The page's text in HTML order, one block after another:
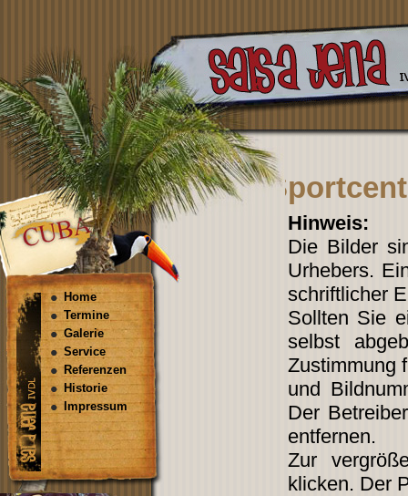
Home
Termine
Galerie
Service
Referenzen
Historie
Impressum
Hinweis:
Die Bilder
Urhebers.
schriftlicher
Sollten Sie
selbst
Zustimmung
und
Der
entfernen.
Zur
klicken. Der